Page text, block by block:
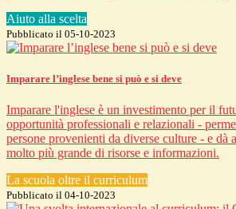
Aiuto alla scelta
Pubblicato il 05-10-2023
Imparare l’inglese bene si può e si deve
Imparare l'inglese è un investimento per il
opportunità professionali e relazionali -
persone provenienti da diverse culture - e dà
molto più grande di risorse e informazioni.
La scuola oltre il curriculum
Pubblicato il 04-10-2023